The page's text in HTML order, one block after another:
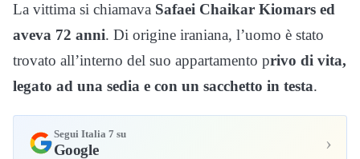
La vittima si chiamava Safaei Chaikar Kiomars ed
aveva 72 anni. Di origine iraniana, l’uomo è stato
trovato all’interno del suo appartamento privo di vita,
legato ad una sedia e con un sacchetto in testa.
Segui Italia 7 su
Google ›